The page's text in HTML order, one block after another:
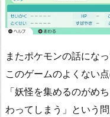
またポケモンの話にな
このゲームのよくない
「妖怪を集めるのがめ
わってしまう」という